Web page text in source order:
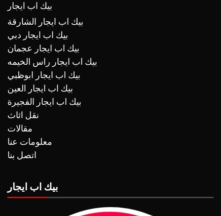
بيك اب ايجار
بيك اب ايجار الشارقة
بيك اب ايجار دبي
بيك اب ايجار عجمان
بيك اب ايجار راس الخيمه
بيك اب ايجار ابوظبي
بيك اب ايجار العين
بيك اب ايجار الفجيرة
نقل اثاث
مقالات
معلومات عنا
اتصل بنا
بيك اب ايجار